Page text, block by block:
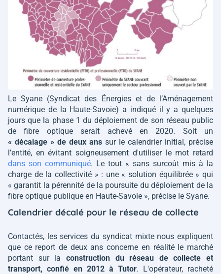
Le Syane (Syndicat des Énergies et de l’Aménagement
numérique de la Haute-Savoie) a indiqué il y a quelques
jours que la phase 1 du déploiement de son réseau public
de fibre optique serait achevé en 2020. Soit un
« décalage » de deux ans sur le calendrier initial, précise
l’entité, en évitant soigneusement d'utiliser le mot retard
dans son communiqué. Le tout « sans surcoût mis à la
charge de la collectivité » : une « solution équilibrée » qui
« garantit la pérennité de la poursuite du déploiement de la
fibre optique publique en Haute-Savoie », précise le Syane.
Calendrier décalé pour le réseau de collecte
Contactés, les services du syndicat mixte nous expliquent
que ce report de deux ans concerne en réalité le marché
portant sur la construction du réseau de collecte et
transport, confié en 2012 à Tutor. L'opérateur, racheté